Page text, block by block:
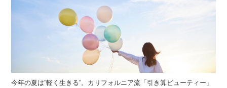
今年の夏は”軽く生きる”。カリフォルニア流「引き算ビューティー」